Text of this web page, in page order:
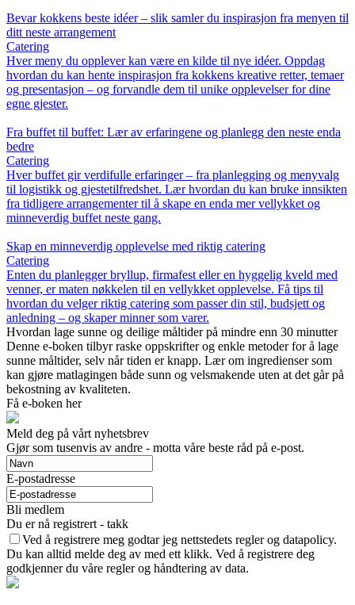
Bevar kokkens beste idéer – slik samler du inspirasjon fra menyen til
ditt neste arrangement
Catering
Hver meny du opplever kan være en kilde til nye idéer. Oppdag
hvordan du kan hente inspirasjon fra kokkens kreative retter, temaer
og presentasjon – og forvandle dem til unike opplevelser for dine
egne gjester.
Fra buffet til buffet: Lær av erfaringene og planlegg den neste enda
bedre
Catering
Hver buffet gir verdifulle erfaringer – fra planlegging og menyvalg
til logistikk og gjestetilfredshet. Lær hvordan du kan bruke innsikten
fra tidligere arrangementer til å skape en enda mer vellykket og
minneverdig buffet neste gang.
Skap en minneverdig opplevelse med riktig catering
Catering
Enten du planlegger bryllup, firmafest eller en hyggelig kveld med
venner, er maten nøkkelen til en vellykket opplevelse. Få tips til
hvordan du velger riktig catering som passer din stil, budsjett og
anledning – og skaper minner som varer.
Hvordan lage sunne og deilige måltider på mindre enn 30 minutter
Denne e-boken tilbyr raske oppskrifter og enkle metoder for å lage
sunne måltider, selv når tiden er knapp. Lær om ingredienser som
kan gjøre matlagingen både sunn og velsmakende uten at det går på
bekostning av kvaliteten.
Få e-boken her
Meld deg på vårt nyhetsbrev
Gjør som tusenvis av andre - motta våre beste råd på e-post.
E-postadresse
Bli medlem
Du er nå registrert - takk
Ved å registrere meg godtar jeg nettstedets regler og datapolicy.
Du kan alltid melde deg av med ett klikk. Ved å registrere deg
godkjenner du våre regler og håndtering av data.